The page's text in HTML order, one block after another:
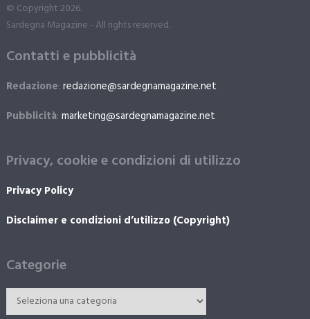
© Copyright 2026.
Sardegna Magazine - All rights reserved.
Contatti e pubblicità
Redazione: redazione@sardegnamagazine.net
Pubblicità: marketing@sardegnamagazine.net
Privacy, cookie e condizioni di utilizzo
Privacy Policy
Disclaimer e condizioni d’utilizzo (Copyright)
Categorie